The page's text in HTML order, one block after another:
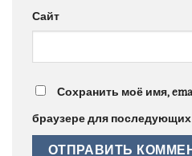
Сайт
Сохранить моё имя,
браузере для